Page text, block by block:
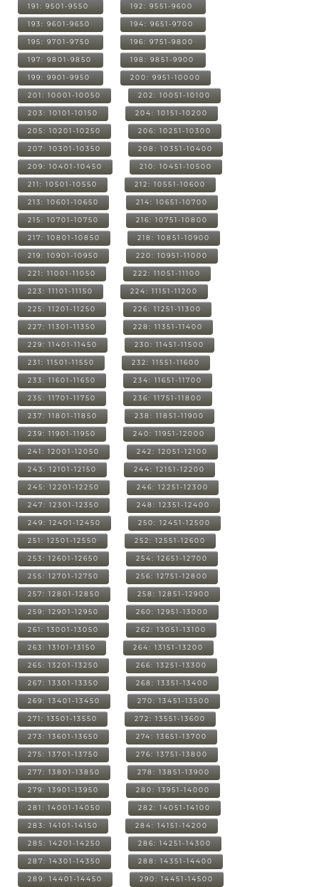
191: 9501-9550 192: 9551-9600
193: 9601-9650 194: 9651-9700
195: 9701-9750 196: 9751-9800
197: 9801-9850 198: 9851-9900
199: 9901-9950 200: 9951-10000
201: 10001-10050 202: 10051-10100
203: 10101-10150 204: 10151-10200
205: 10201-10250 206: 10251-10300
207: 10301-10350 208: 10351-10400
209: 10401-10450 210: 10451-10500
211: 10501-10550 212: 10551-10600
213: 10601-10650 214: 10651-10700
215: 10701-10750 216: 10751-10800
217: 10801-10850 218: 10851-10900
219: 10901-10950 220: 10951-11000
221: 11001-11050 222: 11051-11100
223: 11101-11150 224: 11151-11200
225: 11201-11250 226: 11251-11300
227: 11301-11350 228: 11351-11400
229: 11401-11450 230: 11451-11500
231: 11501-11550 232: 11551-11600
233: 11601-11650 234: 11651-11700
235: 11701-11750 236: 11751-11800
237: 11801-11850 238: 11851-11900
239: 11901-11950 240: 11951-12000
241: 12001-12050 242: 12051-12100
243: 12101-12150 244: 12151-12200
245: 12201-12250 246: 12251-12300
247: 12301-12350 248: 12351-12400
249: 12401-12450 250: 12451-12500
251: 12501-12550 252: 12551-12600
253: 12601-12650 254: 12651-12700
255: 12701-12750 256: 12751-12800
257: 12801-12850 258: 12851-12900
259: 12901-12950 260: 12951-13000
261: 13001-13050 262: 13051-13100
263: 13101-13150 264: 13151-13200
265: 13201-13250 266: 13251-13300
267: 13301-13350 268: 13351-13400
269: 13401-13450 270: 13451-13500
271: 13501-13550 272: 13551-13600
273: 13601-13650 274: 13651-13700
275: 13701-13750 276: 13751-13800
277: 13801-13850 278: 13851-13900
279: 13901-13950 280: 13951-14000
281: 14001-14050 282: 14051-14100
283: 14101-14150 284: 14151-14200
285: 14201-14250 286: 14251-14300
287: 14301-14350 288: 14351-14400
289: 14401-14450 290: 14451-14500